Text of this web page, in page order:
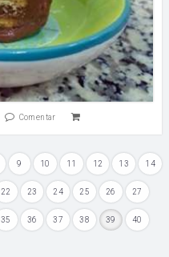
Comentar
9 10 11 12 13 14
22 23 24 25 26 27
35 36 37 38 39 40